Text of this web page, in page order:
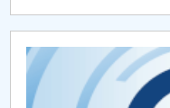
Chestionar
CAR2026
MENIU CANTINA